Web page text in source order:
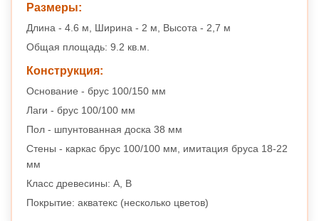
Размеры:
Длина - 4.6 м, Ширина - 2 м, Высота - 2,7 м
Общая площадь: 9.2 кв.м.
Конструкция:
Основание - брус 100/150 мм
Лаги - брус 100/100 мм
Пол - шпунтованная доска 38 мм
Стены - каркас брус 100/100 мм, имитация бруса 18-22
мм
Класс древесины: A, B
Покрытие: акватекс (несколько цветов)